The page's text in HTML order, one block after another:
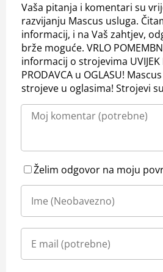
Vaša pitanja i komentari su
razvijanju Mascus usluga.
informacij, i na Vaš zahtjev,
brže moguće. VRLO
informacij o strojevima UVIJEK
PRODAVCA u OGLASU!
strojeve u oglasima! Strojevi
Želim odgovor na moju